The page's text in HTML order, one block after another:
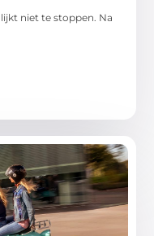
niet te stoppen. Na